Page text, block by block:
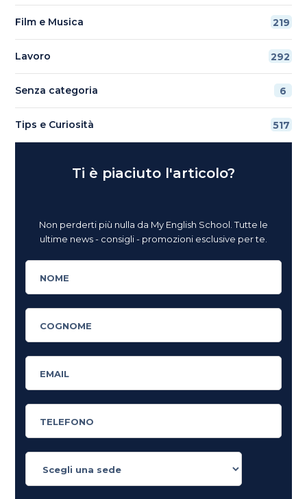
Film e Musica 219
Lavoro 292
Senza categoria 6
Tips e Curiosità 517
Ti è piaciuto l'articolo?
Non perderti più nulla da My English School. Tutte le
ultime news - consigli - promozioni esclusive per te.